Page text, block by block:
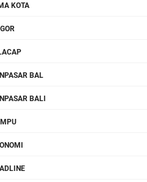
KOTA
BAL
BALI